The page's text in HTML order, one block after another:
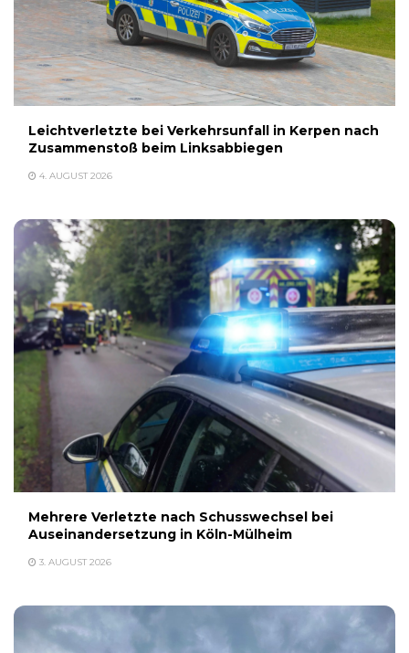
Leichtverletzte bei Verkehrsunfall in Kerpen nach
Zusammenstoß beim Linksabbiegen
4. AUGUST 2026
Mehrere Verletzte nach Schusswechsel bei
Auseinandersetzung in Köln-Mülheim
3. AUGUST 2026